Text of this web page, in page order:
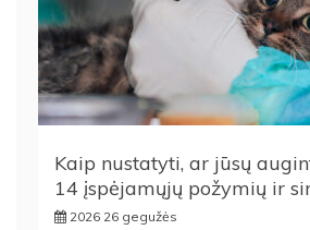
Kaip nustatyti, ar jūsų
14 įspėjamųjų požymių ir
2026 26 gegužės